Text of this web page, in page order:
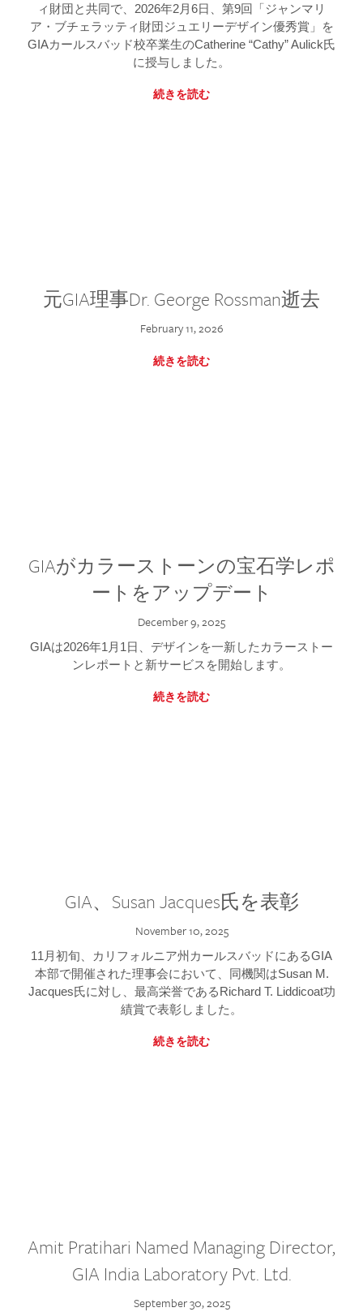
ィ財団と共同で、2026年2月6日、第9回「ジャンマリ
ア・ブチェラッティ財団ジュエリーデザイン優秀賞」を
GIAカールスバッド校卒業生のCatherine “Cathy” Aulick氏
に授与しました。
続きを読む
元GIA理事Dr. George Rossman逝去
February 11, 2026
続きを読む
GIAがカラーストーンの宝石学レポ
ートをアップデート
December 9, 2025
GIAは2026年1月1日、デザインを一新したカラーストー
ンレポートと新サービスを開始します。
続きを読む
GIA、Susan Jacques氏を表彰
November 10, 2025
11月初旬、カリフォルニア州カールスバッドにあるGIA
本部で開催された理事会において、同機関はSusan M.
Jacques氏に対し、最高栄誉であるRichard T. Liddicoat功
績賞で表彰しました。
続きを読む
Amit Pratihari Named Managing Director,
GIA India Laboratory Pvt. Ltd.
September 30, 2025